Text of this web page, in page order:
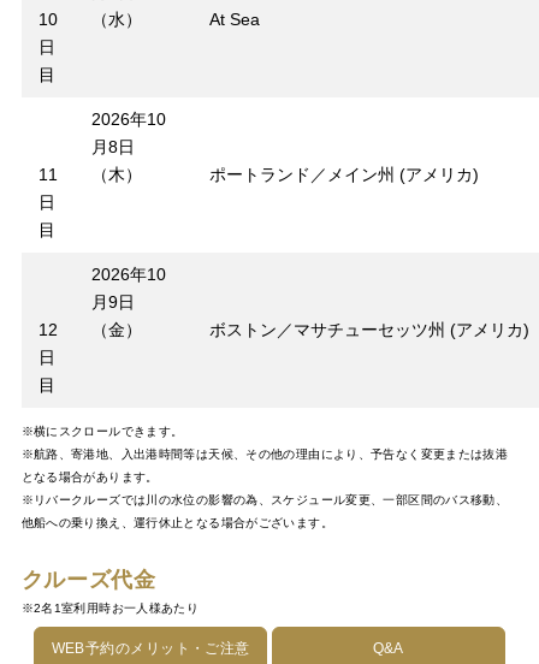
10
日
目
（水）
At Sea
11
日
目
2026年10
月8日
（木）
ポートランド／メイン州 (アメリカ)
12
日
目
2026年10
月9日
（金）
ボストン／マサチューセッツ州 (アメリカ)
※横にスクロールできます。
※航路、寄港地、入出港時間等は天候、その他の理由により、予告なく変更または抜港
となる場合があります。
※リバークルーズでは川の水位の影響の為、スケジュール変更、一部区間のバス移動、
他船への乗り換え、運行休止となる場合がございます。
クルーズ代金
※2名1室利用時お一人様あたり
WEB予約のメリット・ご注意
Q&A